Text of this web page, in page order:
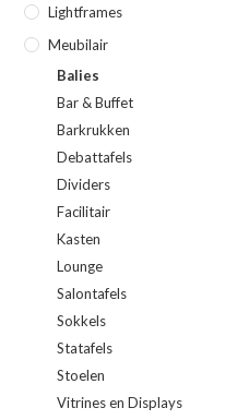
Lightframes
Meubilair
Balies
Bar & Buffet
Barkrukken
Debattafels
Dividers
Facilitair
Kasten
Lounge
Salontafels
Sokkels
Statafels
Stoelen
Vitrines en Displays